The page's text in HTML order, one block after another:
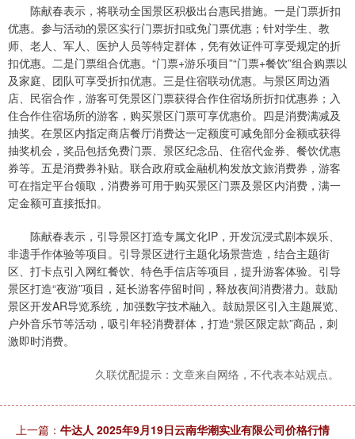
陈献春表示，将联动全国景区积极出台惠民措施。一是门票折扣
优惠。参与活动的景区实行门票折扣或免门票优惠；针对学生、教
师、老人、军人、医护人员等特定群体，凭有效证件可享受规定的折
扣优惠。二是门票组合优惠。“门票+游乐项目”“门票+餐饮”组合购票以
及家庭、团队可享受折扣优惠。三是住宿联动优惠。与景区周边酒
店、民宿合作，游客可凭景区门票获得合作住宿场所折扣优惠券；入
住合作住宿场所的游客，购买景区门票可享优惠价。四是消费满减及
抽奖。在景区内指定商店餐厅消费达一定额度可减免部分金额或获得
抽奖机会，奖品包括免费门票、景区纪念品、住宿代金券、餐饮优惠
券等。五是消费券补贴。联合政府或金融机构发放文旅消费券，游客
可在指定平台领取，消费券可用于购买景区门票及景区内消费，满一
定金额可直接抵扣。
陈献春表示，引导景区打造专属文化IP，开发沉浸式剧本娱乐、
非遗手作体验等项目。引导景区进行主题化场景营造，结合主题街
区、打卡点引入网红餐饮、特色手信店等项目，提升游客体验。引导
景区打造“夜游”项目，延长游客停留时间，释放夜间消费潜力。鼓励
景区开发AR导览系统，加强数字技术融入。鼓励景区引入主题展览、
户外音乐节等活动，吸引年轻消费群体，打造“景区限定款”商品，刺
激即时消费。
久联优配提示：文章来自网络，不代表本站观点。
上一篇： 牛达人 2025年9月19日云南华潮实业有限公司价格行情